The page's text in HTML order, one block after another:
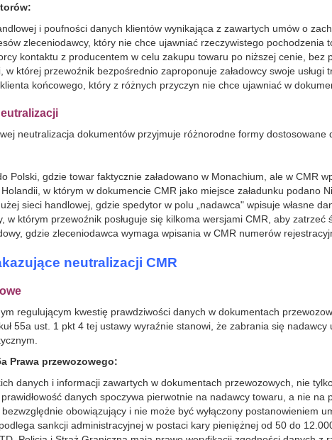
i poufności danych klientów wynikająca z zawartych umów o
zleceniodawcy, który nie chce ujawniać rzeczywistego pochodzenia
kontaktu z producentem w celu zakupu towaru po niższej cenie, bez
w której przewoźnik bezpośrednio zaproponuje załadowcy swoje usługi
końcowego, który z różnych przyczyn nie chce ujawniać w
neutralizacja dokumentów przyjmuje różnorodne formy
Polski, gdzie towar faktycznie załadowano w Monachium, ale w CMR
w którym w dokumencie CMR jako miejsce załadunku podano
sieci handlowej, gdzie spedytor w polu „nadawca" wpisuje własne
w którym przewoźnik posługuje się kilkoma wersjami CMR, aby zatrzeć
gdzie zleceniodawca wymaga wpisania w CMR numerów
neutralizacji CMR
regulującym kwestię prawdziwości danych w dokumentach
55a ust. 1 pkt 4 tej ustawy wyraźnie stanowi, że zabrania się
Prawa przewozowego:
danych i informacji zawartych w dokumentach przewozowych, nie
danych spoczywa pierwotnie na nadawcy towaru, a nie na
obowiązujący i nie może być wyłączony postanowieniem
sankcji administracyjnej w postaci kary pieniężnej od 50 do